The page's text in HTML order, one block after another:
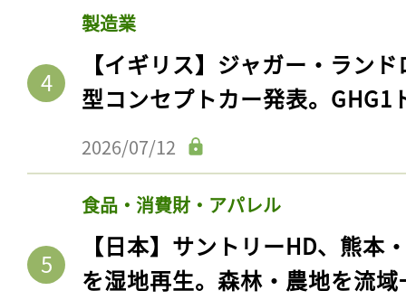
製造業
【イギリス】ジャガー・ラン
型コンセプトカー発表。GHG1
2026/07/12
食品・消費財・アパレル
【日本】サントリーHD、熊本
を湿地再生。森林・農地を流